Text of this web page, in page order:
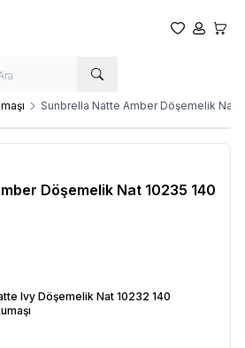
Favorilerim
Hesabım
Sunbrella Natte Amber Döşemelik Nat
Döşemelik Nat 10235 140
Ivy Döşemelik Nat 10232 140